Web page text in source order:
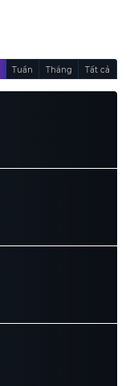
Tuần Tháng Tất cả